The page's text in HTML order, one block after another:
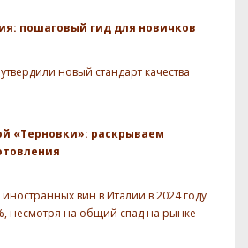
пошаговый гид для новичков
новый стандарт качества
«Терновки»: раскрываем
вин в Италии в 2024 году
несмотря на общий спад на рынке